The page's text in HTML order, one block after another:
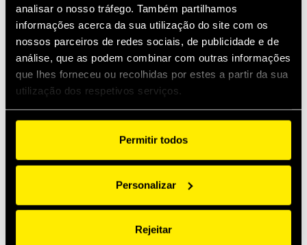
analisar o nosso tráfego. Também partilhamos
informações acerca da sua utilização do site com os
nossos parceiros de redes sociais, de publicidade e de
análise, que as podem combinar com outras informações
que lhes forneceu ou recolhidas por estes a partir da sua
utilização dos respetivos serviços.
Permitir todos
Personalizar
Rejeitar
jan 29, 2026
Quick Swivel: unmatched durability and leak-free
performance
Os próximos eventos
Bauma India
Agricultura
WuHan, China